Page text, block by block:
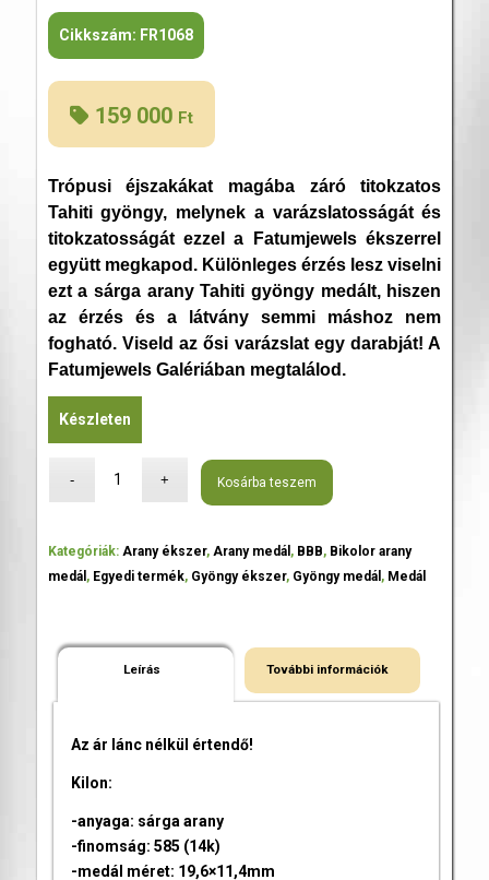
Cikkszám: FR1068
159 000 Ft
Trópusi éjszakákat magába záró titokzatos
Tahiti gyöngy, melynek a varázslatosságát és
titokzatosságát ezzel a Fatumjewels ékszerrel
együtt megkapod. Különleges érzés lesz viselni
ezt a sárga arany Tahiti gyöngy medált, hiszen
az érzés és a látvány semmi máshoz nem
fogható. Viseld az ősi varázslat egy darabját! A
Fatumjewels Galériában megtalálod.
Készleten
Kosárba teszem
Kategóriák: Arany ékszer, Arany medál , BBB, Bikolor arany
medál , Egyedi termék, Gyöngy ékszer, Gyöngy medál , Medál
Leírás További információk
Az ár lánc nélkül értendő!
Kilon:
-anyaga: sárga arany
-finomság: 585 (14k)
-medál méret: 19,6×11,4mm